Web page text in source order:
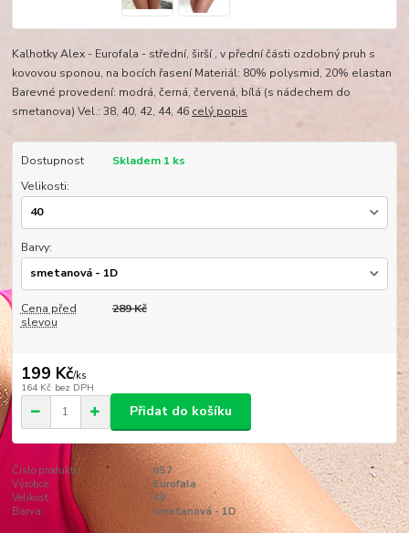
Kalhotky Alex - Eurofala - střední, širší , v přední části ozdobný pruh s
kovovou sponou, na bocích řasení Materiál: 80% polysmid, 20% elastan
Barevné provedení: modrá, černá, červená, bílá (s nádechem do
smetanova) Vel.: 38, 40, 42, 44, 46 celý popis
Dostupnost
Skladem 1 ks
Velikosti:
Barvy:
Cena před
slevou
289 Kč
199 Kč/ks
164 Kč bez DPH
Přidat do košíku
Číslo produktu:
057
Výrobce:
Eurofala
Velikost:
40
Barva:
smetanová - 1D